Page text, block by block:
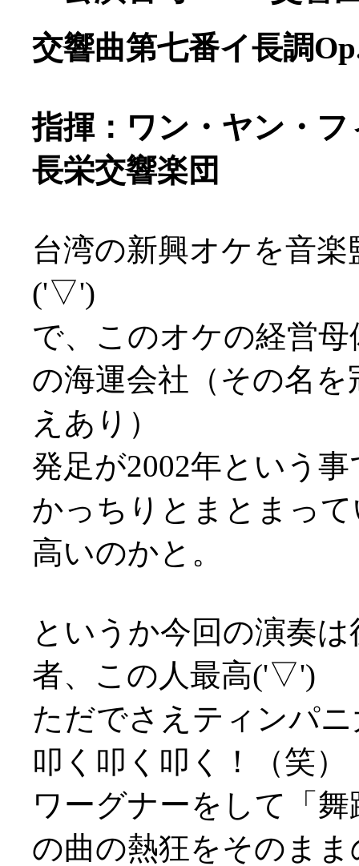
交響曲第七番イ長調
指揮：ワン・ヤン・フ
長栄交響楽団
台湾の新興オケを音
('▽')
で、このオケの経営母
の海運会社（その名
えあり）
発足が2002年という
かっちりとまとまっ
高いのかと。
というか今回の演奏
者、この人最高('▽')
ただでさえティンパ
叩く叩く叩く！（笑）
ワーグナーをして「
の曲の熱狂をそのま